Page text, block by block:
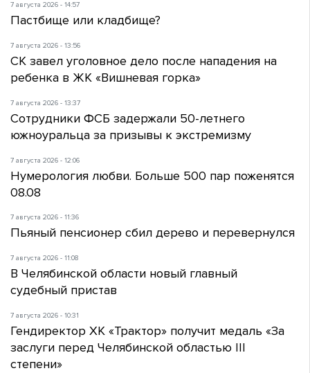
7 августа 2026 - 14:57
Пастбище или кладбище?
7 августа 2026 - 13:56
СК завел уголовное дело после нападения на
ребенка в ЖК «Вишневая горка»
7 августа 2026 - 13:37
Сотрудники ФСБ задержали 50-летнего
южноуральца за призывы к экстремизму
7 августа 2026 - 12:06
Нумерология любви. Больше 500 пар поженятся
08.08
7 августа 2026 - 11:36
Пьяный пенсионер сбил дерево и перевернулся
7 августа 2026 - 11:08
В Челябинской области новый главный
судебный пристав
7 августа 2026 - 10:31
Гендиректор ХК «Трактор» получит медаль «За
заслуги перед Челябинской областью III
степени»